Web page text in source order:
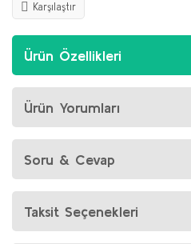
Karşılaştır
Ürün Özellikleri
Ürün Yorumları
Soru & Cevap
Taksit Seçenekleri